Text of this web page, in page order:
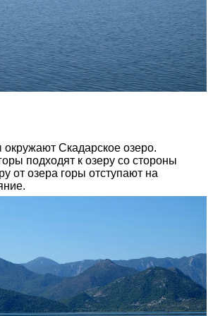
Скадарское озеро.
подходят к озеру со стороны
от озера горы отступают на